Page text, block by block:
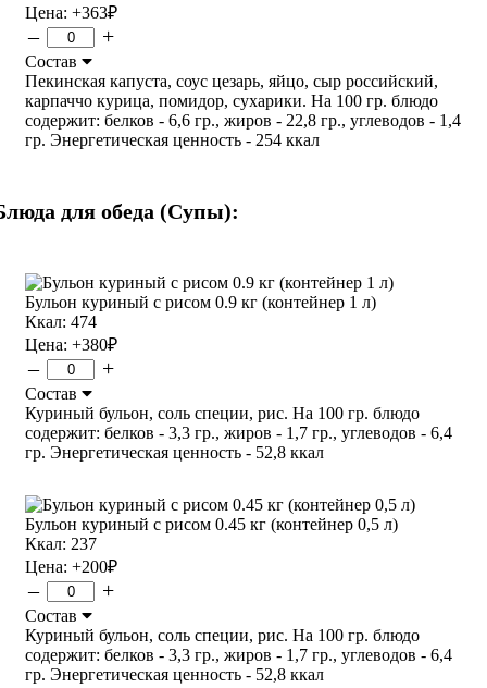
Цена: +363₽
– +
Состав
Пекинская капуста, соус цезарь, яйцо, сыр российский,
карпаччо курица, помидор, сухарики. На 100 гр. блюдо
содержит: белков - 6,6 гр., жиров - 22,8 гр., углеводов - 1,4
гр. Энергетическая ценность - 254 ккал
для обеда (Супы):
Бульон куриный с рисом 0.9 кг (контейнер 1 л)
Ккал: 474
Цена: +380₽
– +
Состав
Куриный бульон, соль специи, рис. На 100 гр. блюдо
содержит: белков - 3,3 гр., жиров - 1,7 гр., углеводов - 6,4
гр. Энергетическая ценность - 52,8 ккал
Бульон куриный с рисом 0.45 кг (контейнер 0,5 л)
Ккал: 237
Цена: +200₽
– +
Состав
Куриный бульон, соль специи, рис. На 100 гр. блюдо
содержит: белков - 3,3 гр., жиров - 1,7 гр., углеводов - 6,4
гр. Энергетическая ценность - 52,8 ккал